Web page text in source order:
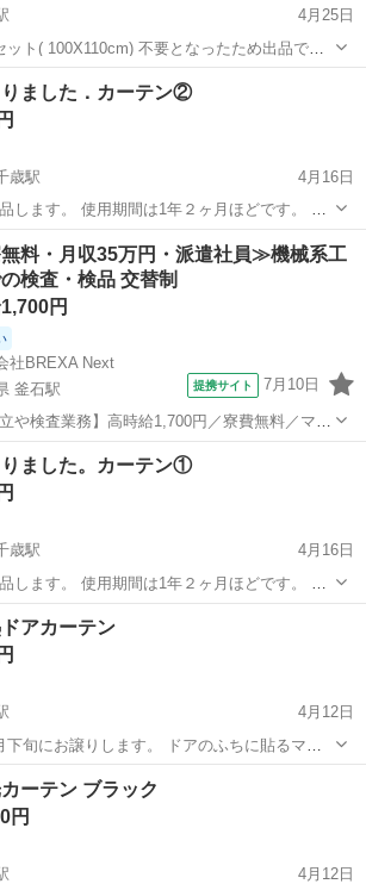
4月25日
ット( 100X110cm) 不要となったため出品で
臭いの残る使用環境ではなかったです。 ペッ
クレームノーリターンでお願いします。
王駅 カーテン、ブラインド
ました．カーテン②
歳駅
4月16日
します。 使用期間は1年２ヶ月ほどです。 サ
ます。 もう1セットも出品中ですので確認お
前千歳駅 カーテン、ブラインド
料・月収35万円・派遣社員≫機械系工
検査・検品 交替制
円
社BREXA Next
釜石駅
提携サイト 7月10日
や検査業務】高時給1,700円／寮費無料／マイ
場あり 人気の工場のお仕事 ◇空
、バルブ等）の製造・組立、検査、梱包、入
ー...
石駅 その他
ました。カーテン①
歳駅
4月16日
します。 使用期間は1年２ヶ月ほどです。 サ
ます。 もう1セットも出品しております。
千歳駅
アカーテン
4月12日
します。 ドアのふちに貼るマジ
ーテン側の方にはついてます。 直接取り
ヶ月のみ使用しました。 1枚プレミアム
形駅 カーテン、ブラインド
ーテン ブラック
円
4月12日